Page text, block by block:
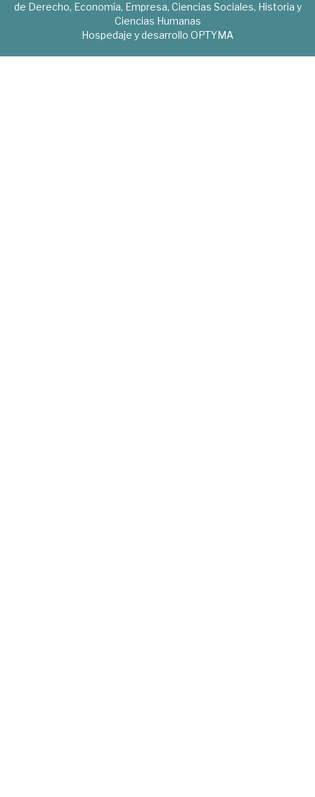
de Derecho, Economía, Empresa, Ciencias Sociales, Historia y
Ciencias Humanas
Hospedaje y desarrollo OPTYMA